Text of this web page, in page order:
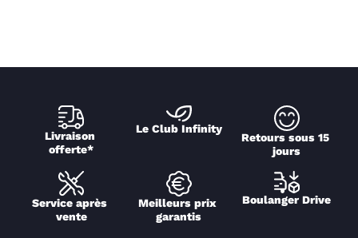
Livraison
offerte*
Le Club Infinity
Retours sous 15
jours
Service après
vente
Meilleurs prix
garantis
Boulanger Drive